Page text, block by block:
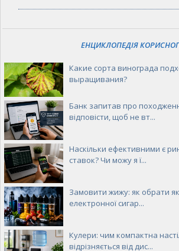
ЕНЦИКЛОПЕДІЯ
Какие сорта винограда
выращивания?
Банк запитав про
відповісти, щоб не вт...
Наскільки ефективними є
ставок? Чи можу я ї...
Замовити жижу: як обрати
електронної сигар...
Кулери: чим компактна
відрізняється від дис...